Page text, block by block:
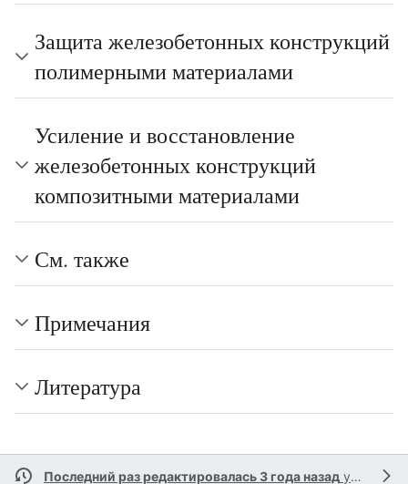
Защита железобетонных конструкций
полимерными материалами
Усиление и восстановление
железобетонных конструкций
композитными материалами
См. также
Примечания
Литература
Последний раз редактировалась 3 года назад участником